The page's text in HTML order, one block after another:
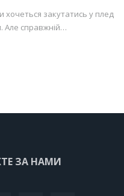
хочеться закутатись у плед
Але справжній…
ЗА НАМИ